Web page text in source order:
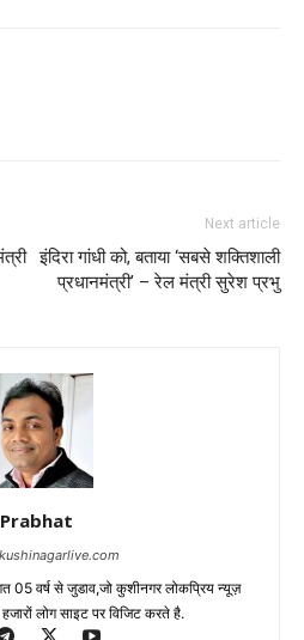
Next article
इंदिरा गांधी को, बताया ‘सबसे शक्तिशाली
प्रधानमंत्री’ – रेल मंत्री सुरेश प्रभु
Prabhat
05 वर्ष से जुडाव,जो कुशीनगर लोकप्रिय न्यूज़
लोग साइट पर विजिट करते है.